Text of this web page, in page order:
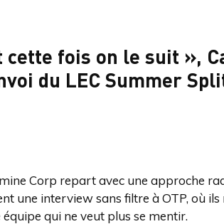
cette fois on le suit »,
du LEC Summer
Corp repart avec une approche
une interview sans filtre à OTP, où
équipe qui ne veut plus se mentir.